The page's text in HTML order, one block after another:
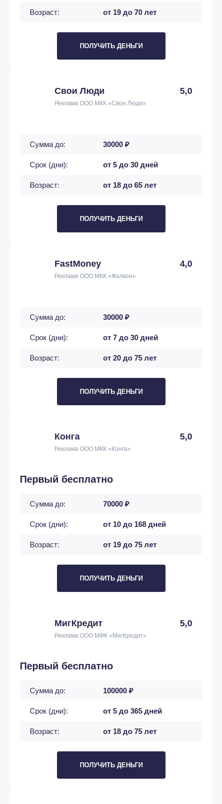
Возраст: от 19 до 70 лет
ПОЛУЧИТЬ ДЕНЬГИ
Свои Люди 5,0
Реклама ООО МКК «Свои Люди»
Сумма до: 30000 ₽
Срок (дни): от 5 до 30 дней
Возраст: от 18 до 65 лет
ПОЛУЧИТЬ ДЕНЬГИ
FastMoney 4,0
Реклама ООО МКК «Фалкон»
Сумма до: 30000 ₽
Срок (дни): от 7 до 30 дней
Возраст: от 20 до 75 лет
ПОЛУЧИТЬ ДЕНЬГИ
Конга 5,0
Реклама ООО МКК «Конга»
Первый бесплатно
Сумма до: 70000 ₽
Срок (дни): от 10 до 168 дней
Возраст: от 19 до 75 лет
ПОЛУЧИТЬ ДЕНЬГИ
МигКредит 5,0
Реклама ООО МФК «МигКредит»
Первый бесплатно
Сумма до: 100000 ₽
Срок (дни): от 5 до 365 дней
Возраст: от 18 до 75 лет
ПОЛУЧИТЬ ДЕНЬГИ